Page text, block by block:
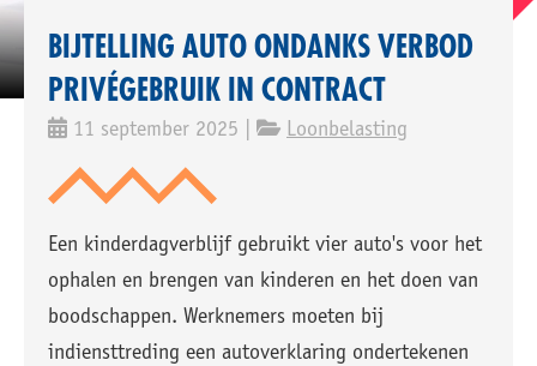
BIJTELLING AUTO ONDANKS VERBOD
PRIVÉGEBRUIK IN CONTRACT
11 september 2025 | Loonbelasting
Een kinderdagverblijf gebruikt vier auto's voor het
ophalen en brengen van kinderen en het doen van
boodschappen. Werknemers moeten bij
indiensttreding een autoverklaring ondertekenen